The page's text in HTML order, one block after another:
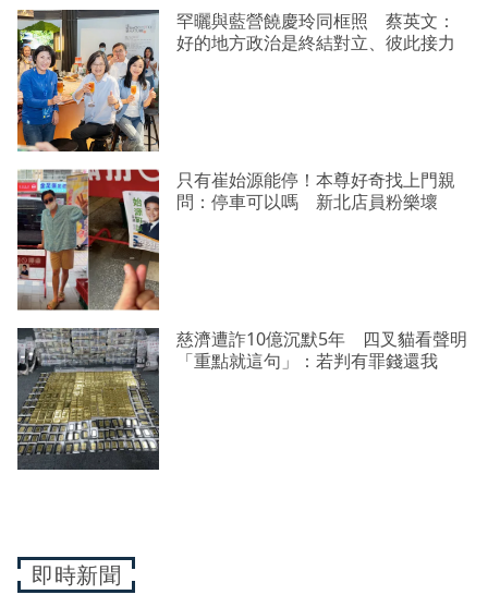
罕曬與藍營饒慶玲同框照 蔡英文：
好的地方政治是終結對立、彼此接力
只有崔始源能停！本尊好奇找上門親
問：停車可以嗎 新北店員粉樂壞
慈濟遭詐10億沉默5年 四叉貓看聲明
「重點就這句」：若判有罪錢還我
即時新聞